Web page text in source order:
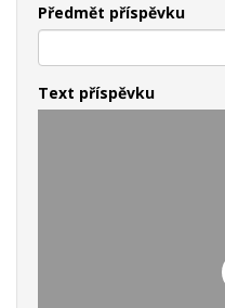
Předmět příspěvku
Text příspěvku